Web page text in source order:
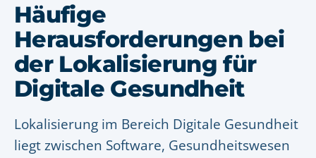
Häufige
Herausforderungen bei
der Lokalisierung für
Digitale Gesundheit
Lokalisierung im Bereich Digitale Gesundheit
liegt zwischen Software, Gesundheitswesen